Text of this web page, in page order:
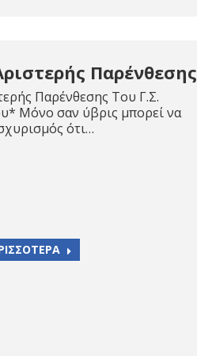
Παρένθεσης
Παρένθεσης Του Γ.Σ.
Μόνο σαν ύβρις μπορεί να
ότι…